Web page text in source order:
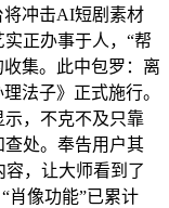
冲击AI短剧素材
正办事于人，“帮
集。此中包罗：离
法子》正式施行。
，不克不及只靠
处。奉告用户其
，让大师看到了
肖像功能”已累计